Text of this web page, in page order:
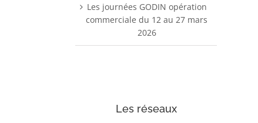
Les journées GODIN opération
commerciale du 12 au 27 mars
2026
Les réseaux